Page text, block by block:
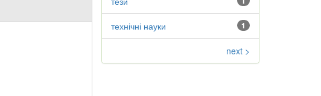
1
технічні науки
next >